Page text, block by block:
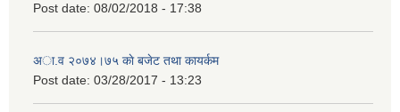
Post date: 08/02/2018 - 17:38
अा.व २०७४।७५ काे बजेट तथा कायर्कम
Post date: 03/28/2017 - 13:23